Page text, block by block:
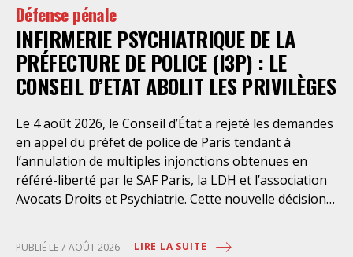
Défense pénale
INFIRMERIE PSYCHIATRIQUE DE LA
PRÉFECTURE DE POLICE (I3P) : LE
CONSEIL D’ETAT ABOLIT LES PRIVILÈGES
Le 4 août 2026, le Conseil d’État a rejeté les demandes
en appel du préfet de police de Paris tendant à
l’annulation de multiples injonctions obtenues en
référé-liberté par le SAF Paris, la LDH et l’association
Avocats Droits et Psychiatrie. Cette nouvelle décision
personnes retenues à l’infirmerie psychiatrique de la
PUBLIÉ LE 7 AOÛT 2026 LIRE LA SUITE